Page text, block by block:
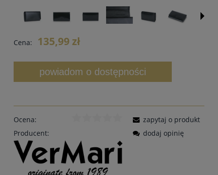
Cena: 135,99 zł
powiadom o dostępności
Ocena:
Producent:
zapytaj o produkt
dodaj opinię